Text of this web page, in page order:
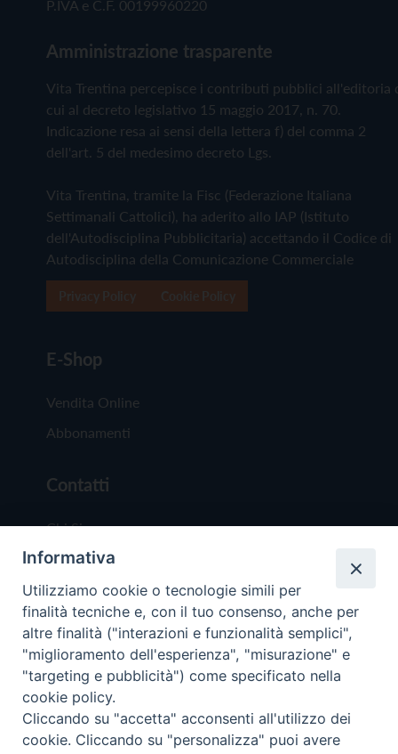
P.IVA e C.F. 00199960220
Amministrazione trasparente
Vita Trentina percepisce i contributi pubblici all'editoria
cui al decreto legislativo 15 maggio 2017, n. 70.
Indicazione resa ai sensi della lettera f) del comma 2
dell'art. 5 del medesimo decreto Lgs.
Vita Trentina, tramite la Fisc (Federazione Italiana
Settimanali Cattolici), ha aderito allo IAP (Istituto
dell'Autodisciplina Pubblicitaria) accettando il Codice di
Autodisciplina della Comunicazione Commerciale
E-Shop
Vendita Online
Abbonamenti
Contatti
Chi Siamo
Redazione
Scrivici
Copyright © 2019 - Tutti i diritti riservati - Vita
Trentina Editrice
Informativa
Utilizziamo cookie o tecnologie simili per
finalità tecniche e, con il tuo consenso, anche per
altre finalità ("interazioni e funzionalità semplici",
"miglioramento dell'esperienza", "misurazione" e
"targeting e pubblicità") come specificato nella
cookie policy.
Cliccando su "accetta" acconsenti all'utilizzo dei
cookie. Cliccando su "personalizza" puoi avere